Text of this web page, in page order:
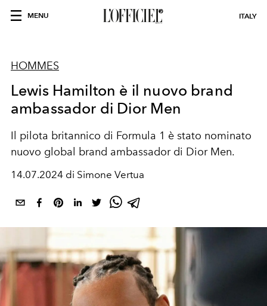
MENU ITALY
HOMMES
Lewis Hamilton è il nuovo brand
ambassador di Dior Men
Il pilota britannico di Formula 1 è stato nominato
nuovo global brand ambassador di Dior Men.
14.07.2024 di Simone Vertua